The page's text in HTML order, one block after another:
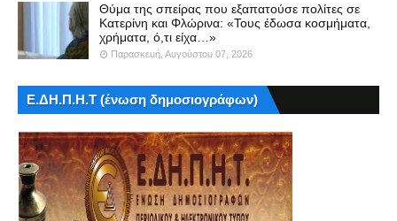
Θύμα της σπείρας που εξαπατούσε πολίτες σε
Κατερίνη και Φλώρινα: «Τους έδωσα κοσμήματα,
χρήματα, ό,τι είχα…»
Παρασκευή, Αυγούστου 07, 2026
Ε.ΔΗ.Π.Η.Τ (ένωση δημοσιογράφων)